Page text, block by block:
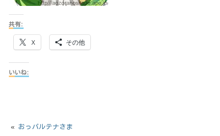
共有:
X その他
いいね:
« おっパルテナさま